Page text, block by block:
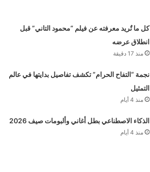
كل ما تٌريد معرفته عن فيلم “محمود التاني” قبل
انطلاق عرضه
منذ 17 دقيقة
نجمة “التفاح الحرام” تكشف تفاصيل بدايتها في عالم
التمثيل
منذ 4 أيام
الذكاء الاصطناعي بطل أغاني وألبومات صيف 2026
منذ 4 أيام